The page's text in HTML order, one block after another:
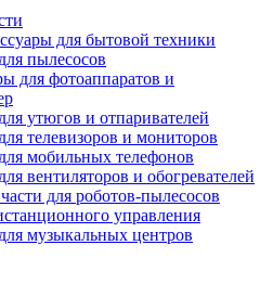
для бытовой техники
пылесосов
для фотоаппаратов и
утюгов и отпаривателей
телевизоров и мониторов
мобильных телефонов
вентиляторов и обогревателей
для роботов-пылесосов
управления
музыкальных центров